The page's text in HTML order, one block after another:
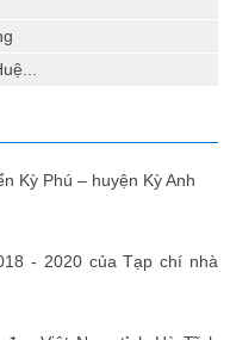
Kỳ Phú – huyện Kỳ Anh
- 2020 của Tạp chí nhà